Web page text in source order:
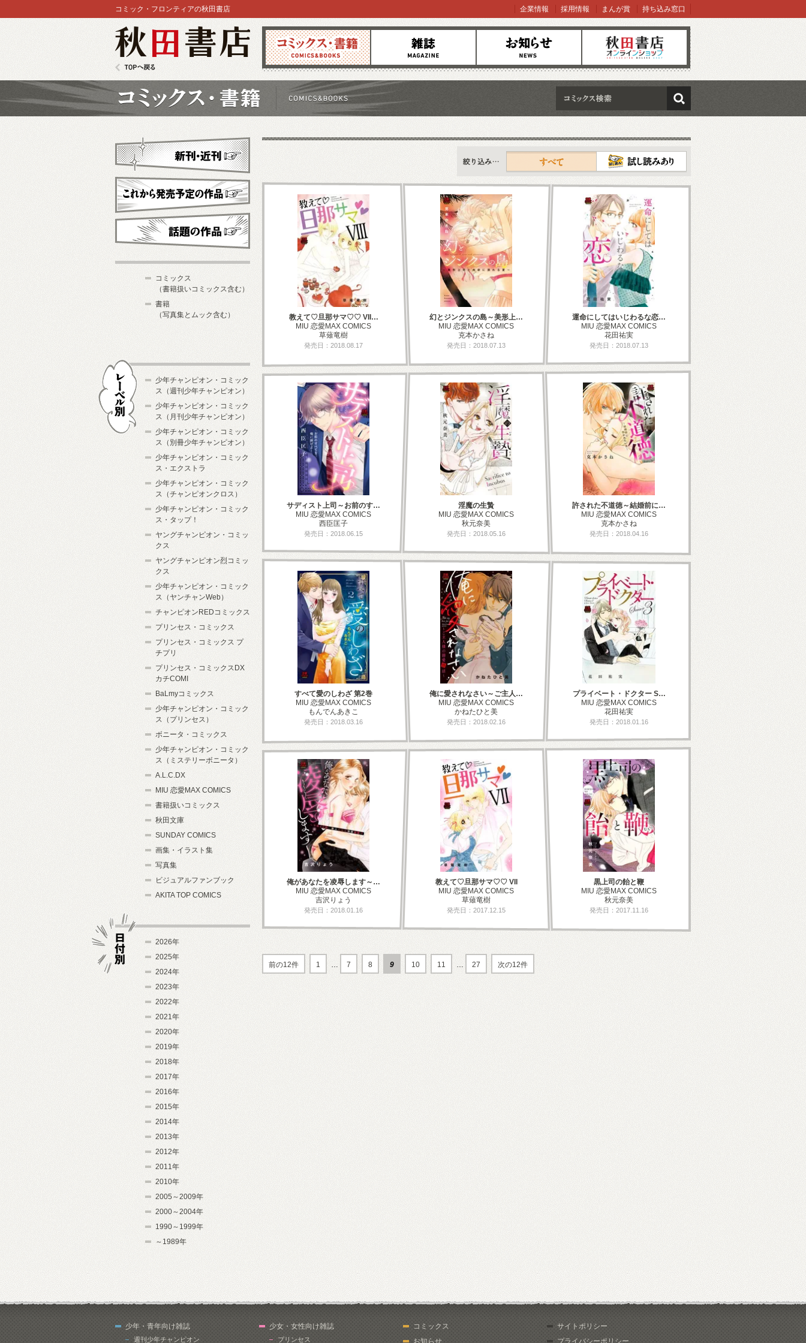
コミックス 雑誌 お知らせ オンラインショップ
コミック・フロンティアの秋田書店 企業情報 採用情報 まんが賞 持ち込み窓口
検索
新刊情報
すべて
教えて♡旦那サマ♡♡ VII…
MIU 恋愛MAX COMICS
草薙竜樹
発売日：2018.08.17
幻とジンクスの島～美形上…
MIU 恋愛MAX COMICS
克本かさね
発売日：2018.07.13
運命にしてはいじわるな恋…
MIU 恋愛MAX COMICS
花田祐実
発売日：2018.07.13
サディスト上司～お前のす…
MIU 恋愛MAX COMICS
西臣匡子
発売日：2018.06.15
淫魔の生贄
MIU 恋愛MAX COMICS
秋元奈美
発売日：2018.05.16
許された不道徳～結婚前に…
MIU 恋愛MAX COMICS
克本かさね
発売日：2018.04.16
すべて愛のしわざ 第2巻
MIU 恋愛MAX COMICS
もんでんあきこ
発売日：2018.03.16
俺に愛されなさい～ご主人…
MIU 恋愛MAX COMICS
かねたひと美
発売日：2018.02.16
プライベート・ドクター S…
MIU 恋愛MAX COMICS
花田祐実
発売日：2018.01.16
俺があなたを凌辱します～…
MIU 恋愛MAX COMICS
吉沢りょう
発売日：2018.01.16
教えて♡旦那サマ♡♡ VII
MIU 恋愛MAX COMICS
草薙竜樹
発売日：2017.12.15
黒上司の飴と鞭
MIU 恋愛MAX COMICS
秋元奈美
発売日：2017.11.16
前の12件 1 … 7 8 9 10 11 … 27 次の12件
新刊・近刊
これから発売予定
コミックス
（書籍扱いコミックス含む）
書籍
（写真集とムック含む）
少年チャンピオン・コミック
ス（週刊少年チャンピオン）
少年チャンピオン・コミック
ス（月刊少年チャンピオン）
少年チャンピオン・コミック
ス（別冊少年チャンピオン）
少年チャンピオン・コミック
ス・エクストラ
少年チャンピオン・コミック
ス（チャンピオンクロス）
少年チャンピオン・コミック
ス・タップ！
ヤングチャンピオン・コミッ
クス
ヤングチャンピオン烈コミッ
クス
少年チャンピオン・コミック
ス（ヤンチャンWeb）
チャンピオンREDコミックス
プリンセス・コミックス
プリンセス・コミックス プ
チプリ
プリンセス・コミックスDX
カチCOMI
BaLmyコミックス
少年チャンピオン・コミック
ス（プリンセス）
ボニータ・コミックス
少年チャンピオン・コミック
ス（ミステリーボニータ）
A.L.C.DX
MIU 恋愛MAX COMICS
書籍扱いコミックス
秋田文庫
SUNDAY COMICS
画集・イラスト集
写真集
ビジュアルファンブック
AKITA TOP COMICS
2026年
2025年
2024年
2023年
2022年
2021年
2020年
2019年
2018年
2017年
2016年
2015年
2014年
2013年
2012年
2011年
2010年
2005～2009年
2000～2004年
1990～1999年
～1989年
少年・青年向け雑誌
週刊少年チャンピオン
少女・女性向け雑誌
プリンセス
コミックス
お知らせ
サイトポリシー
プライバシーポリシー